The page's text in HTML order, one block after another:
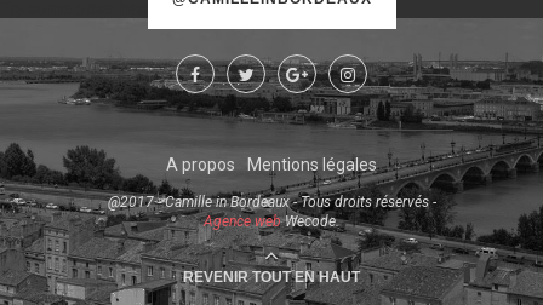
Try some other hashtag or username
A propos Mentions légales
@2017 - Camille in Bordeaux - Tous droits réservés -
Agence webWecode.
REVENIR TOUT EN HAUT